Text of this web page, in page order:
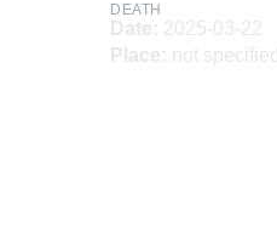
DEATH
Date: 2025-03-22
Place: not specified